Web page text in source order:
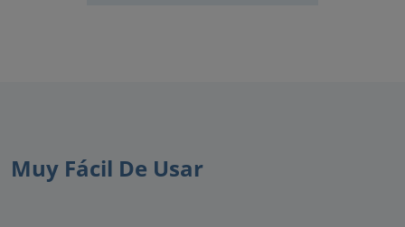
Muy Fácil De Usar